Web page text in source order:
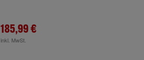
185,99 €
inkl. MwSt.